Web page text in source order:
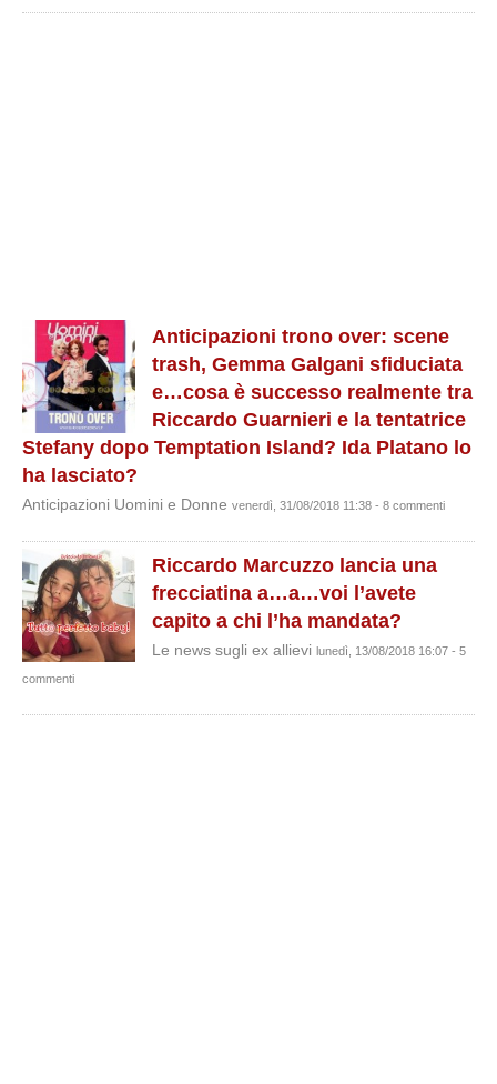
Anticipazioni trono over: scene
trash, Gemma Galgani sfiduciata
e…cosa è successo realmente tra
Riccardo Guarnieri e la tentatrice
Stefany dopo Temptation Island? Ida Platano lo
ha lasciato?
Anticipazioni Uomini e Donne venerdì, 31/08/2018 11:38 - 8 commenti
Riccardo Marcuzzo lancia una
frecciatina a…a…voi l’avete
capito a chi l’ha mandata?
Le news sugli ex allievi lunedì, 13/08/2018 16:07 - 5
commenti